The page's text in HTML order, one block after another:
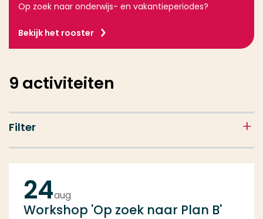
Op zoek naar onderwijs- en vakantieperiodes?
Bekijk het rooster
9 activiteiten
Filter
Workshop 'Op zoek naar Plan B'
24aug